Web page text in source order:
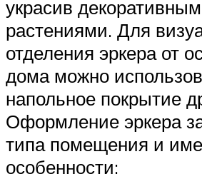
украсив
растениями. Для
отделения эркера от
дома можно
напольное покрытие
Оформление эркера
типа помещения и
особенности: